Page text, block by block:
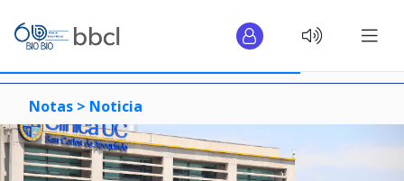
Notas > Noticia